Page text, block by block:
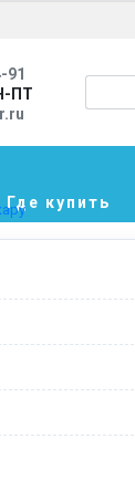
91
ПТ
Где купить